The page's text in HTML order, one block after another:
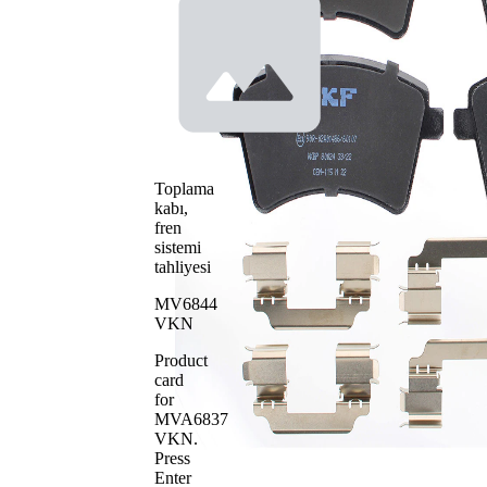
değil
İlave ürün/İlave
Aksesuar
Eğitilmiş
kenarlarla
Fren sistemi
WVA numarası
24693
Balata adedi
Toplama
kabı,
fren
sistemi
tahliyesi
MV6844
VKN
Product
card
for
MVA6837
VKN.
Press
Enter